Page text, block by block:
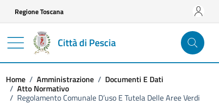
Regione Toscana
Città di Pescia
Home / Amministrazione / Documenti E Dati
/ Atto Normativo
/ Regolamento Comunale D’uso E Tutela Delle Aree Verdi